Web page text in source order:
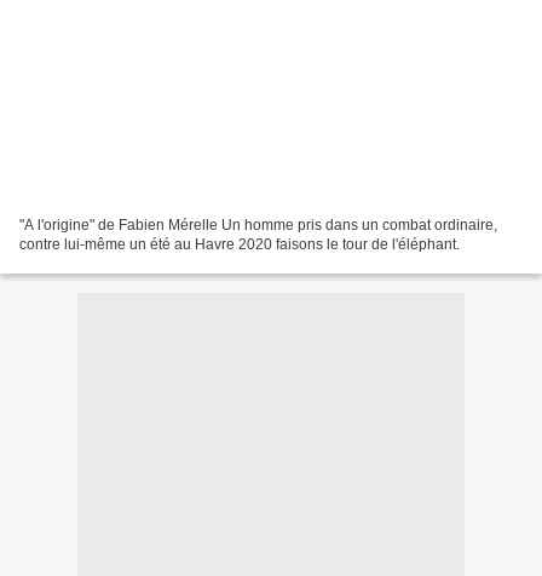
"A l'origine" de Fabien Mérelle Un homme pris dans un combat ordinaire,
contre lui-même un été au Havre 2020 faisons le tour de l'éléphant.